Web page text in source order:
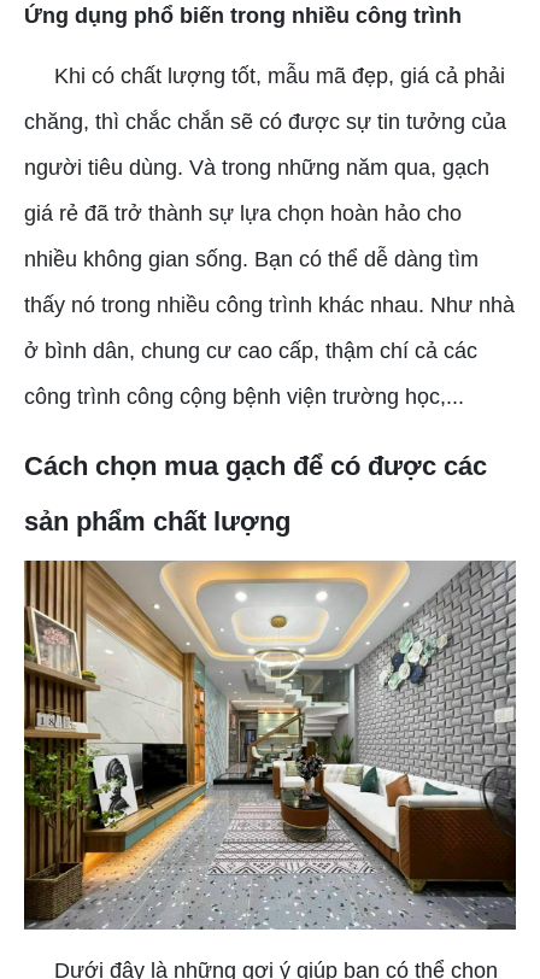
Ứng dụng phổ biến trong nhiều công trình
Khi có chất lượng tốt, mẫu mã đẹp, giá cả phải
chăng, thì chắc chắn sẽ có được sự tin tưởng của
người tiêu dùng. Và trong những năm qua, gạch
giá rẻ đã trở thành sự lựa chọn hoàn hảo cho
nhiều không gian sống. Bạn có thể dễ dàng tìm
thấy nó trong nhiều công trình khác nhau. Như nhà
ở bình dân, chung cư cao cấp, thậm chí cả các
công trình công cộng bệnh viện trường học,...
Cách chọn mua gạch để có được các
sản phẩm chất lượng
Dưới đây là những gợi ý giúp bạn có thể chọn